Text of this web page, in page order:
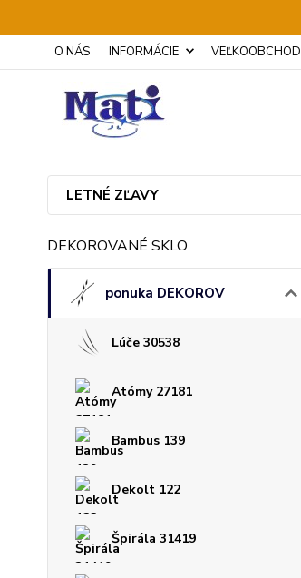
O NÁS INFORMÁCIE VEĽKOOBCHOD
LETNÉ ZĽAVY
DEKOROVANÉ SKLO
ponuka DEKOROV
Lúče 30538
Atómy 27181
Bambus 139
Dekolt 122
Špirála 31419